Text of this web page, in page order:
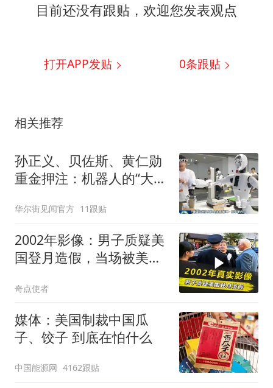
目前还没有跟贴，欢迎您发表观点
打开APP发贴 0条跟贴
相关推荐
孙正义、贝佐斯、黄仁勋
重金押注：机器人的“大
华尔街见闻官方 11跟贴
2002年影像：男子质疑美
国登月造假，当场被美国
奇点使者
媒体：美国制裁中国瓜
子、饺子 到底在怕什么
中国能源网 4162跟贴